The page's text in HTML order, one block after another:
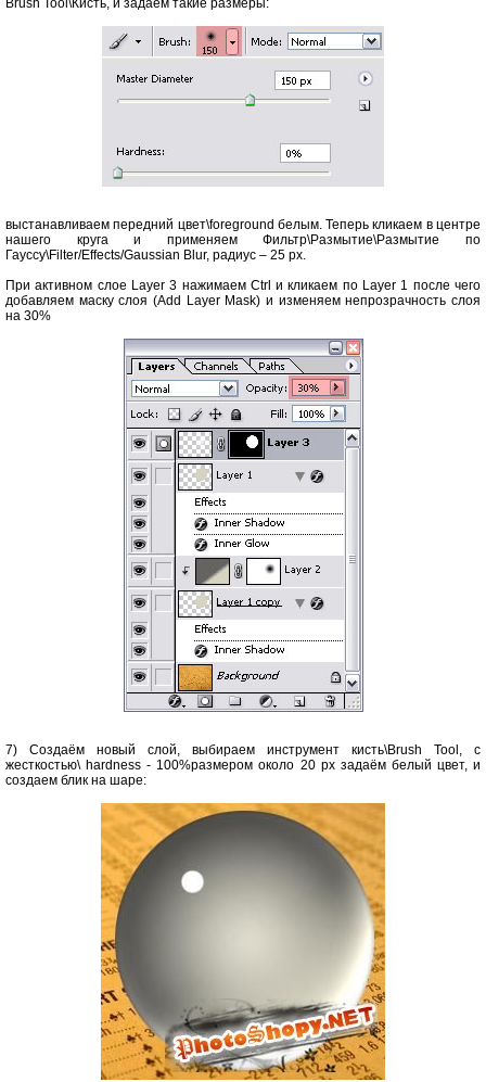
Brush Tool\Кисть, и задаём такие размеры:
выстанавливаем передний цвет\foreground белым. Теперь кликаем в центре
нашего круга и применяем Фильтр\Размытие\Размытие по
Гауссу\Filter/Effects/Gaussian Blur, радиус – 25 рх.
При активном слое Layer 3 нажимаем Сtrl и кликаем по Layer 1 после чего
добавляем маску слоя (Add Layer Mask) и изменяем непрозрачность слоя
на 30%
7) Создаём новый слой, выбираем инструмент кисть\Brush Tool, с
жесткостью\ hardness - 100%размером около 20 px задаём белый цвет, и
создаем блик на шаре: